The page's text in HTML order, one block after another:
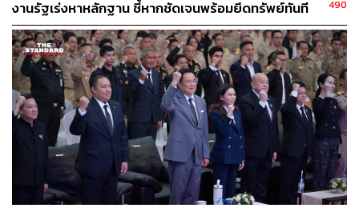
พวกถูกแจ้งข้อกล่าวหาทั้งหมดคนละ 6 ข้อหา ซึ่งพนักงาน
สอบสวน กองปราบปราม นำสำนวนพร้อมตัวผู้ต้องหามาส่ง
ฟ้องต่อพนักงานอัยการเมื่อวันที่ 16 กรกฎาคม 2567
TAGS: สำนักงานอัยการสูงสุด การตบทรัพย์
ยศวริศ ชูกล่อม
ศรีสุวรรณ จรรยา
การทุจริต กรมการข้าว
งานรัฐเร่งหาหลักฐาน ชี้หากชัดเจนพร้อมยึดทรัพย์ทันที
490